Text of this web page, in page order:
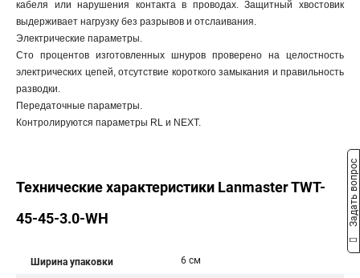
кабеля или нарушения контакта в проводах. Защитный хвостовик
выдерживает нагрузку без разрывов и отслаивания.
Электрические параметры.
Сто процентов изготовленных шнуров проверено на целостность
электрических цепей, отсутствие короткого замыкания и правильность
разводки.
Передаточные параметры.
Контролируются параметры RL и NEXT.
Технические характеристики Lanmaster TWT-
45-45-3.0-WH
Ширина упаковки 6 см
Задать вопрос